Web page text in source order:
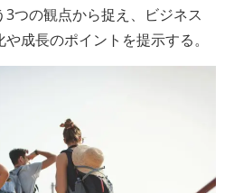
3つの観点から捉え、ビジネス
成長のポイントを提示する。